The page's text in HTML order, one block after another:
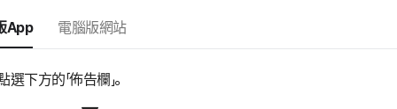
App 電腦版網站
選下方的「佈告欄」。